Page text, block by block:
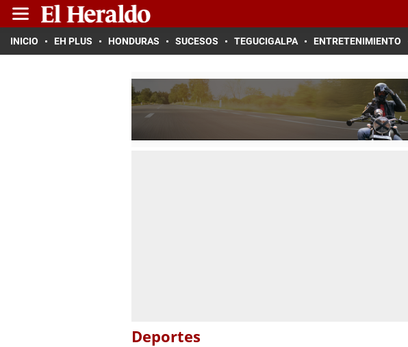
INICIO EH PLUS HONDURAS SUCESOS TEGUCIGALPA ENTRETENIMIENTO
Deportes